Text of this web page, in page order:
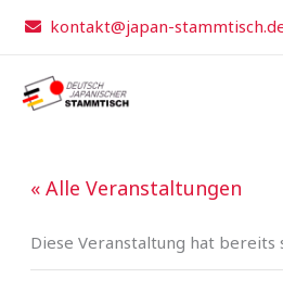
Inhalt
kontakt@japan-
« Alle Veranstaltungen
Diese Veranstaltung hat bereits